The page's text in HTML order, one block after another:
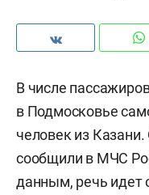
В числе
в Подмосковье
человек из
сообщили в МЧС
данным, речь идет